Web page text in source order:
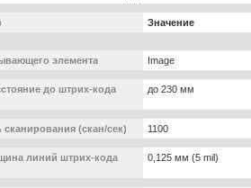
Значение
элемента Image
до штрих-кода
до 230 мм
сканирования (скан/сек) 1100
линий штрих-кода
0,125 мм (5 mil)